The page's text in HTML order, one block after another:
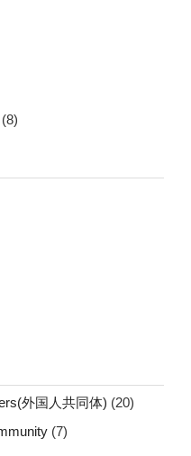
(8)
外国人共同体) (20)
(7)